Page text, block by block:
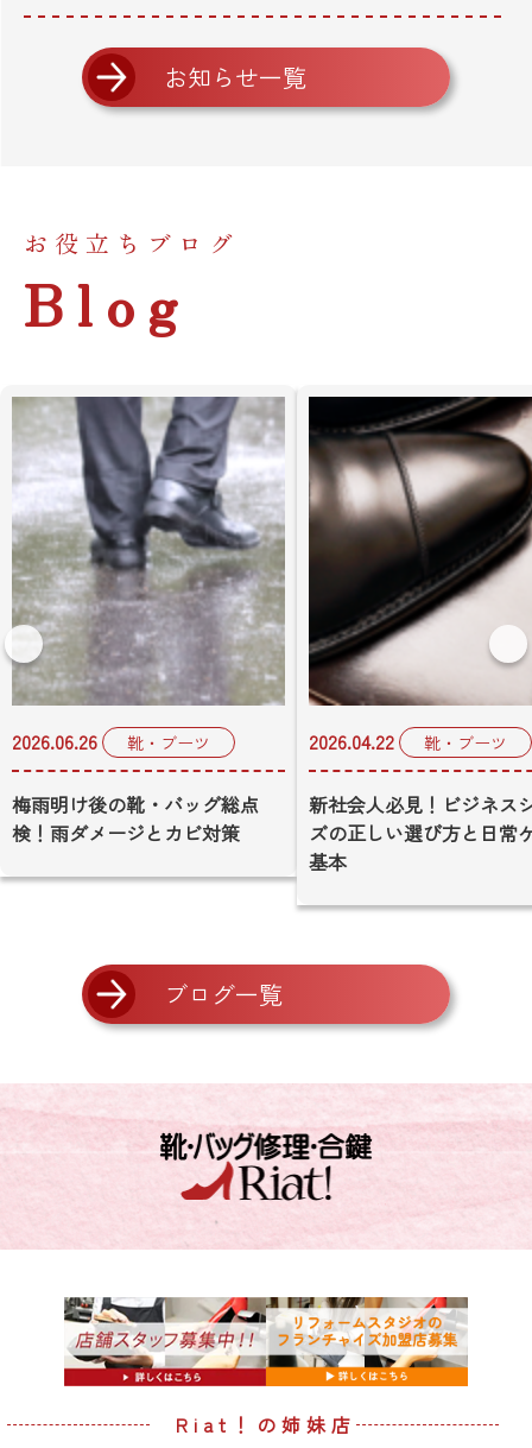
お知らせ一覧
お役立ちブログ
Blog
2026.06.26 靴・ブーツ
梅雨明け後の靴・バッグ総点
検！雨ダメージとカビ対策
2026.04.22 靴・ブーツ
新社会人必見！ビジネス
ズの正しい選び方と日常
基本
ブログ一覧
Riat！の姉妹店